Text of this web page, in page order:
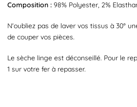
Composition : 98% Polyester, 2%
N'oubliez pas de laver vos tissus à 30°
de couper vos pièces.
Le sèche linge est déconseillé. Pour le
1 sur votre fer à repasser.